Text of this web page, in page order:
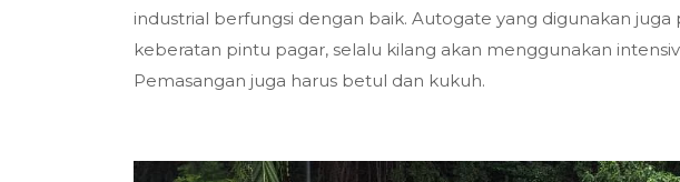
industrial berfungsi dengan baik. Autogate yang digunakan
keberatan pintu pagar, selalu kilang akan menggunakan
Pemasangan juga harus betul dan kukuh.